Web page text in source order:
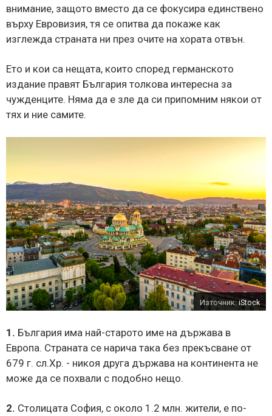
внимание, защото вместо да се фокусира единствено
върху Евровизия, тя се опитва да покаже как
изглежда страната ни през очите на хората отвън.
Ето и кои са нещата, които според германското
издание правят България толкова интересна за
чужденците. Няма да е зле да си припомним някои от
тях и ние самите.
Източник:iStock
1. България има най-старото име на държава в
Европа. Страната се нарича така без прекъсване от
679 г. сл.Хр. - никоя друга държава на континента не
може да се похвали с подобно нещо.
2. Столицата София, с около 1.2 млн. жители, е по-